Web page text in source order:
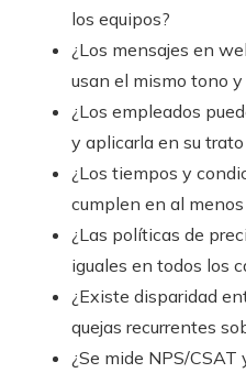
los equipos?
¿Los mensajes en
usan el mismo tono
¿Los empleados
y aplicarla en su
¿Los tiempos y
cumplen en al
¿Las políticas de
iguales en todos los
¿Existe disparidad
quejas recurrentes
¿Se mide NPS/